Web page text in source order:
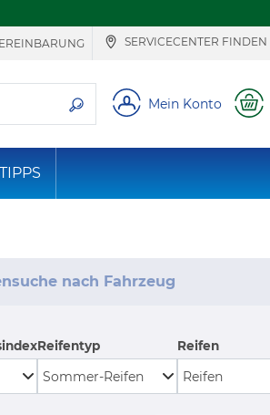
SERVICECENTER FINDEN
suchen
Mein Konto
TIPPS
nach Fahrzeug
Reifentyp Reifen